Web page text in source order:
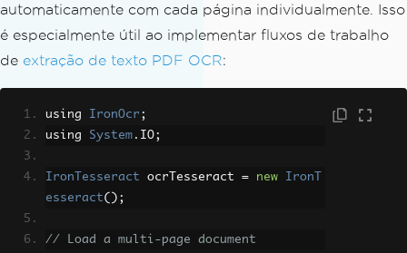
ocrInput.HighlightTextAndSaveAsImages
(ocrTesseract , "highlight_character_",
ResultHighlightType .Character
el highlights..."
ocrInput.HighlightTextAndSaveAsImages
ltHighlightType.Word);
el highlights...");
automaticamente com cada página individualmente. Isso
é especialmente útil ao implementar fluxos de trabalho
de extração de texto PDF OCR:
using IronOcr ;
using System . IO;
IronTesseract ocrTesseract = new
IronT
esseract();
// Load a multi-page document